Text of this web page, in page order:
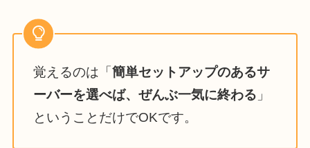
覚えるのは「簡単セットアップのあるサ
ーバーを選べば、ぜんぶ一気に終わる 」
ということだけでOKです。